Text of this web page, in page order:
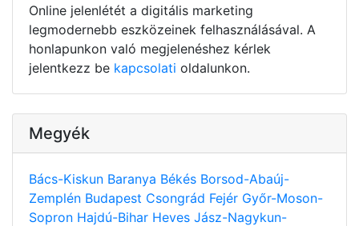
Online jelenlétét a digitális marketing
legmodernebb eszközeinek felhasználásával. A
honlapunkon való megjelenéshez kérlek
jelentkezz be kapcsolati oldalunkon.
Megyék
Bács-Kiskun Baranya Békés Borsod-Abaúj-
Zemplén Budapest Csongrád Fejér Győr-Moson-
Sopron Hajdú-Bihar Heves Jász-Nagykun-